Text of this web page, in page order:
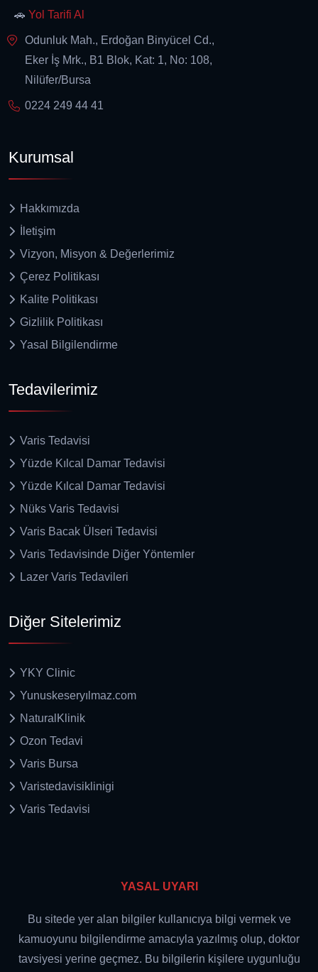
🚗 Yol Tarifi Al
Odunluk Mah., Erdoğan Binyücel Cd.,
Eker İş Mrk., B1 Blok, Kat: 1, No: 108,
Nilüfer/Bursa
0224 249 44 41
Kurumsal
Hakkımızda
İletişim
Vizyon, Misyon & Değerlerimiz
Çerez Politikası
Kalite Politikası
Gizlilik Politikası
Yasal Bilgilendirme
Tedavilerimiz
Varis Tedavisi
Yüzde Kılcal Damar Tedavisi
Yüzde Kılcal Damar Tedavisi
Nüks Varis Tedavisi
Varis Bacak Ülseri Tedavisi
Varis Tedavisinde Diğer Yöntemler
Lazer Varis Tedavileri
Diğer Sitelerimiz
YKY Clinic
Yunuskeseryılmaz.com
NaturalKlinik
Ozon Tedavi
Varis Bursa
Varistedavisiklinigi
Varis Tedavisi
YASAL UYARI
Bu sitede yer alan bilgiler kullanıcıya bilgi vermek ve
kamuoyunu bilgilendirme amacıyla yazılmış olup, doktor
tavsiyesi yerine geçmez. Bu bilgilerin kişilere uygunluğu